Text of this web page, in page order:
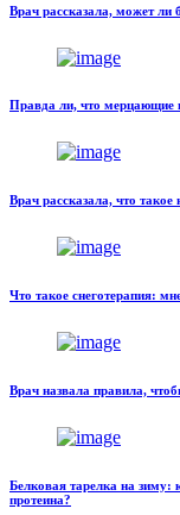
Врач рассказала, может ли
Правда ли, что мерцающие
Врач рассказала, что
Что такое снеготерапия:
Врач назвала правила,
Белковая тарелка на зиму:
протеина?